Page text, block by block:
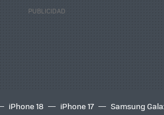
iPhone 18 iPhone 17 Samsung